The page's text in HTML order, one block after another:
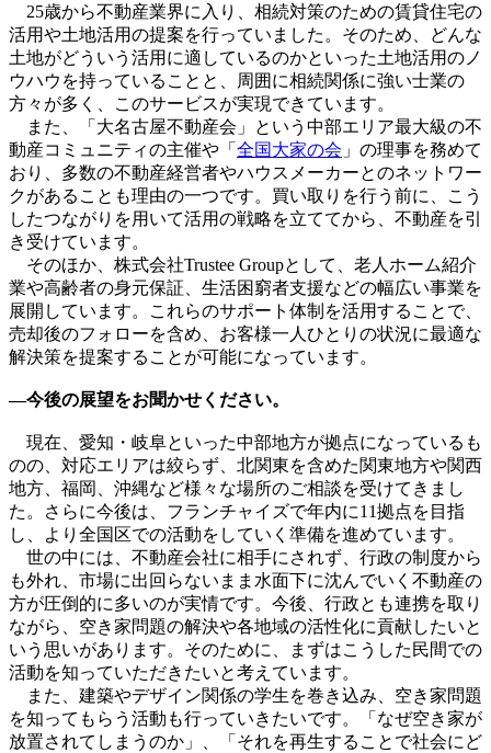
25歳から不動産業界に入り、相続対策のための賃貸住宅の
活用や土地活用の提案を行っていました。そのため、どんな
土地がどういう活用に適しているのかといった土地活用のノ
ウハウを持っていることと、周囲に相続関係に強い士業の
方々が多く、このサービスが実現できています。
また、「大名古屋不動産会」という中部エリア最大級の不
動産コミュニティの主催や「 全国大家の会 」の理事を務めて
おり、多数の不動産経営者やハウスメーカーとのネットワー
クがあることも理由の一つです。買い取りを行う前に、こう
したつながりを用いて活用の戦略を立ててから、不動産を引
き受けています。
そのほか、株式会社Trustee Groupとして、老人ホーム紹介
業や高齢者の身元保証、生活困窮者支援などの幅広い事業を
展開しています。これらのサポート体制を活用することで、
売却後のフォローを含め、お客様一人ひとりの状況に最適な
解決策を提案することが可能になっています。
―今後の展望をお聞かせください。
現在、愛知・岐阜といった中部地方が拠点になっているも
のの、対応エリアは絞らず、北関東を含めた関東地方や関西
地方、福岡、沖縄など様々な場所のご相談を受けてきまし
た。さらに今後は、フランチャイズで年内に11拠点を目指
し、より全国区での活動をしていく準備を進めています。
世の中には、不動産会社に相手にされず、行政の制度から
も外れ、市場に出回らないまま水面下に沈んでいく不動産の
方が圧倒的に多いのが実情です。今後、行政とも連携を取り
ながら、空き家問題の解決や各地域の活性化に貢献したいと
いう思いがあります。そのために、まずはこうした民間での
活動を知っていただきたいと考えています。
また、建築やデザイン関係の学生を巻き込み、空き家問題
を知ってもらう活動も行っていきたいです。「なぜ空き家が
放置されてしまうのか」、「それを再生することで社会にど